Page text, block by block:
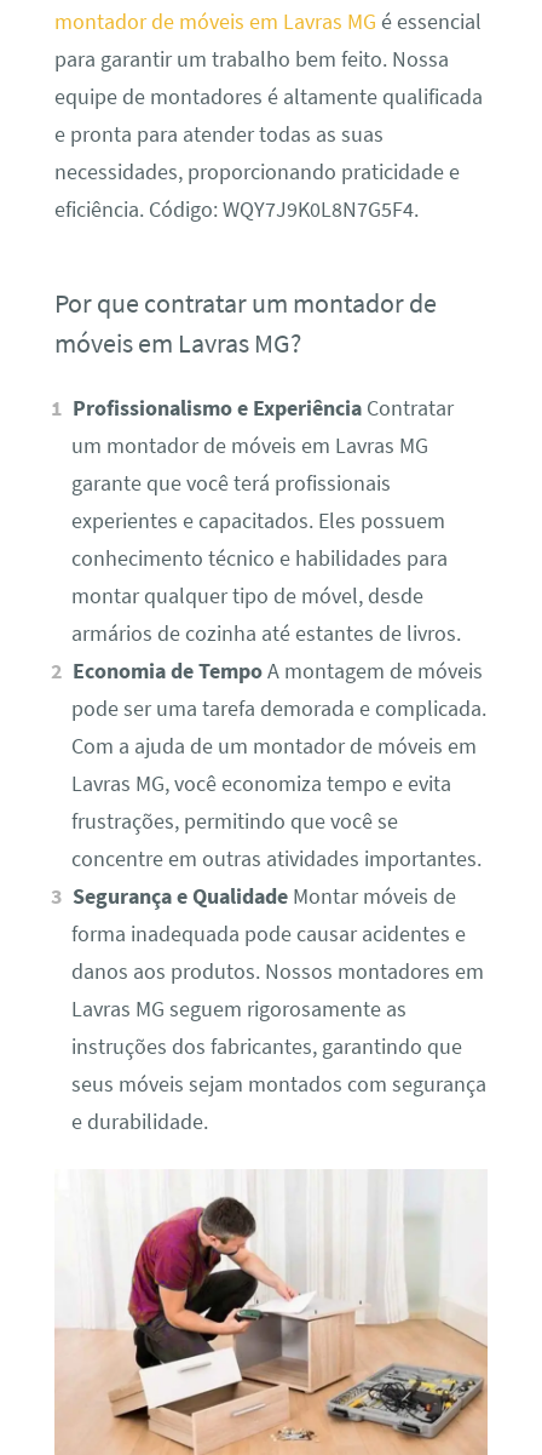
montador de móveis em Lavras MG é essencial
para garantir um trabalho bem feito. Nossa
equipe de montadores é altamente qualificada
e pronta para atender todas as suas
necessidades, proporcionando praticidade e
eficiência. Código: WQY7J9K0L8N7G5F4.
Por que contratar um montador de
móveis em Lavras MG?
Profissionalismo e Experiência Contratar
um montador de móveis em Lavras MG
garante que você terá profissionais
experientes e capacitados. Eles possuem
conhecimento técnico e habilidades para
montar qualquer tipo de móvel, desde
armários de cozinha até estantes de livros.
Economia de TempoA montagem de móveis
pode ser uma tarefa demorada e complicada.
Com a ajuda de um montador de móveis em
Lavras MG, você economiza tempo e evita
frustrações, permitindo que você se
concentre em outras atividades importantes.
Segurança e Qualidade Montar móveis de
forma inadequada pode causar acidentes e
danos aos produtos. Nossos montadores em
Lavras MG seguem rigorosamente as
instruções dos fabricantes, garantindo que
seus móveis sejam montados com segurança
e durabilidade.